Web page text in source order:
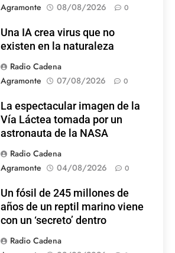
Agramonte
08/08/2026 0
Una IA crea virus que no
existen en la naturaleza
Radio Cadena
Agramonte
07/08/2026 0
La espectacular imagen de la
Vía Láctea tomada por un
astronauta de la NASA
Radio Cadena
Agramonte
04/08/2026 0
Un fósil de 245 millones de
años de un reptil marino viene
con un ‘secreto’ dentro
Radio Cadena